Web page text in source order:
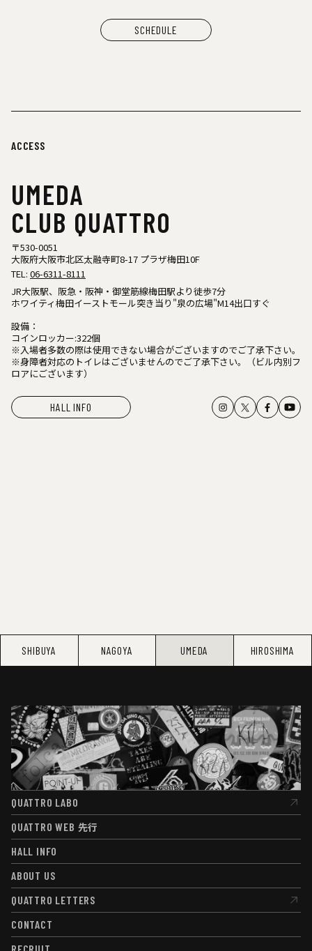
SCHEDULE
ACCESS
UMEDA
CLUB QUATTRO
〒530-0051
大阪府大阪市北区太融寺町8-17 プラザ梅田10F
TEL: 06-6311-8111
JR大阪駅、阪急・阪神・御堂筋線梅田駅より徒歩7分
ホワイティ梅田イーストモール突き当り"泉の広場"M14出口すぐ
設備：
コインロッカー:322個
※入場者多数の際は使用できない場合がございますのでご了承下さい。
※身障者対応のトイレはございませんのでご了承下さい。（ビル内別フ
ロアにございます）
HALL INFO
SHIBUYA NAGOYA UMEDA HIROSHIMA
QUATTRO LABO
QUATTRO LABO
QUATTRO WEB 先行
QUATTRO WEB先行
HALL INFO
HALL INFO
ABOUT US
ABOUT US
QUATTRO LETTERS
QUATTRO LETTERS
CONTACT
CONTACT
RECRUIT